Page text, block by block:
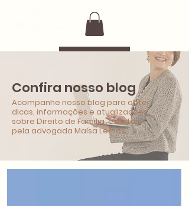
Confira nosso blog
Acompanhe nosso blog para obter
dicas, informações e atualizações
sobre Direito de Família, escritos
pela advogada Maísa Lemos.